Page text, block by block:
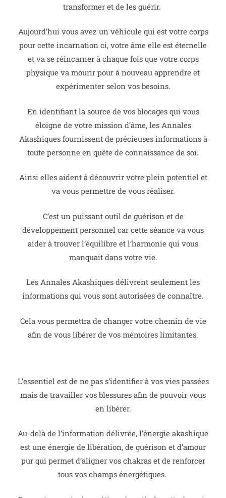
transformer et de les guérir.
Aujourd’hui vous avez un véhicule qui est votre corps
pour cette incarnation ci, votre âme elle est éternelle
et va se réincarner à chaque fois que votre corps
physique va mourir pour à nouveau apprendre et
expérimenter selon vos besoins.
En identifiant la source de vos blocages qui vous
éloigne de votre mission d’âme, les Annales
Akashiques fournissent de précieuses informations à
toute personne en quête de connaissance de soi.
Ainsi elles aident à découvrir votre plein potentiel et
va vous permettre de vous réaliser.
C’est un puissant outil de guérison et de
développement personnel car cette séance va vous
aider à trouver l’équilibre et l’harmonie qui vous
manquait dans votre vie.
Les Annales Akashiques délivrent seulement les
informations qui vous sont autorisées de connaître.
Cela vous permettra de changer votre chemin de vie
afin de vous libérer de vos mémoires limitantes.
L’essentiel est de ne pas s’identifier à vos vies passées
mais de travailler vos blessures afin de pouvoir vous
en libérer.
Au-delà de l’information délivrée, l’énergie akashique
est une énergie de libération, de guérison et d’amour
pur qui permet d’aligner vos chakras et de renforcer
tous vos champs énergétiques.